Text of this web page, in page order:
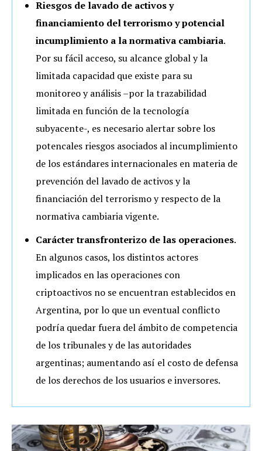
Riesgos de lavado de activos y
financiamiento del terrorismo y potencial
incumplimiento a la normativa cambiaria.
Por su fácil acceso, su alcance global y la
limitada capacidad que existe para su
monitoreo y análisis –por la trazabilidad
limitada en función de la tecnología
subyacente-, es necesario alertar sobre los
potencales riesgos asociados al incumplimiento
de los estándares internacionales en materia de
prevención del lavado de activos y la
financiación del terrorismo y respecto de la
normativa cambiaria vigente.
Carácter transfronterizo de las operaciones.
En algunos casos, los distintos actores
implicados en las operaciones con
criptoactivos no se encuentran establecidos en
Argentina, por lo que un eventual conflicto
podría quedar fuera del ámbito de competencia
de los tribunales y de las autoridades
argentinas; aumentando así el costo de defensa
de los derechos de los usuarios e inversores.